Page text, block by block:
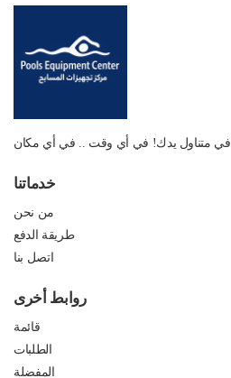
في متناول يدك! في أي وقت .. في أي مكان
خدماتنا
من نحن
طريقة الدفع
اتصل بنا
روابط أخرى
قائمة
الطلبات
المفضلة